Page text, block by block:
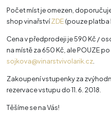
Počet míst je omezen,
shop vinařstvíZDE (pouze platba
Cena v předprodeji je 590 Kč /
na místě za 650 Kč, ale POUZE
sojkova@vinarstvivolarik.cz
Zakoupení vstupenky za
rezervace vstupu do 11. 6. 2018.
Těšíme se na Vás!